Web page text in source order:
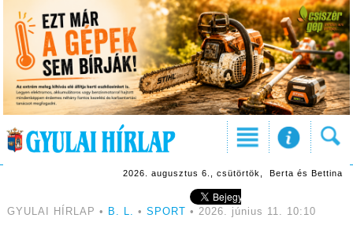
2026. augusztus 6., csütörtök, Berta és Bettina
GYULAI HÍRLAP • B. L. • SPORT • 2026. június 11. 10:10